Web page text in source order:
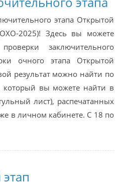
этапа Открытой
2025)! Здесь вы можете
заключительного
очного этапа Открытой
результат можно найти по
вы можете найти в
лист), распечатанных
в личном кабинете. С 18 по